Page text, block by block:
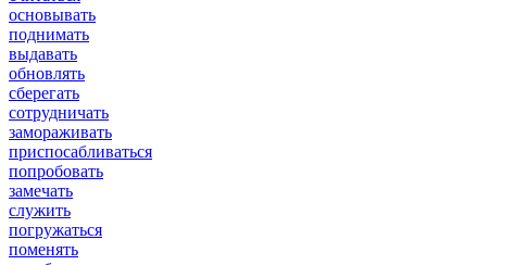
основывать
поднимать
выдавать
обновлять
сберегать
сотрудничать
замораживать
приспосабливаться
попробовать
замечать
служить
погружаться
поменять